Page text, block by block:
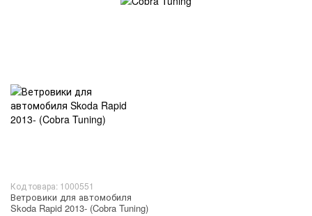
Код товара: 1000551
Ветровики для автомобиля
Skoda Rapid 2013- (Cobra Tuning)